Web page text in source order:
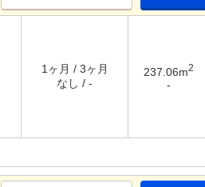
1ヶ月 / 3ヶ月
なし / -
237.06m2
-